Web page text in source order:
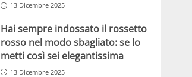
13 Dicembre 2025
Hai sempre indossato il rossetto
rosso nel modo sbagliato: se lo
metti così sei elegantissima
13 Dicembre 2025